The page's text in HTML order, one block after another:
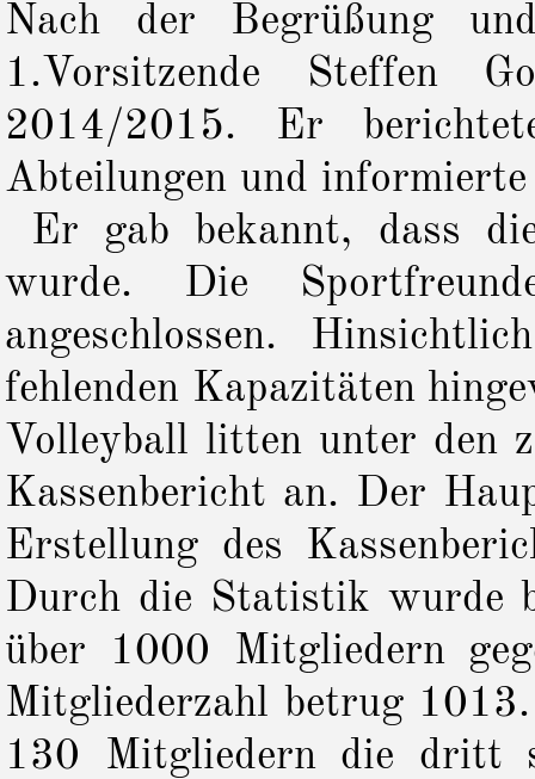
Nach der Begrüßung
1.Vorsitzende Steffen
2014/2015. Er
Abteilungen und
Er gab bekannt, dass
wurde. Die
angeschlossen.
fehlenden Kapazitäten
Volleyball litten unter den
Kassenbericht an. Der
Erstellung des
Durch die Statistik wurde
über 1000 Mitgliedern
Mitgliederzahl betrug
130 Mitgliedern die dritt